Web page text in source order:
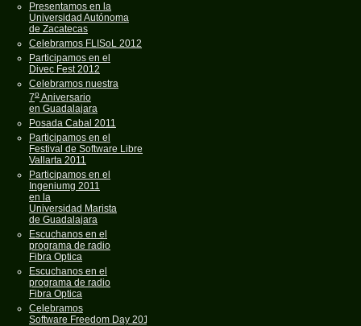
Presentamos en la
Universidad Autónoma
de Zacatecas
Celebramos FLISoL 2012
Participamos en el
Divec Fest 2012
Celebramos nuestra
7oAniversario
en Guadalajara
Posada Cabal 2011
Participamos en el
Festival de Software Libre
Vallarta 2011
Participamos en el
Ingeniumg 2011
en la
Universidad Marista
de Guadalajara
Escuchanos en el
programa de radio
Fibra Optica
Escuchanos en el
programa de radio
Fibra Optica
Celebramos
Software Freedom Day 2011